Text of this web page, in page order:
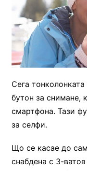
Сега
бутон за снимане,
смартфона. Тази
за селфи.
Що се касае до
снабдена с 3-